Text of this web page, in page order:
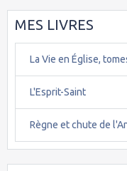
MES LIVRES
La Vie en Église,
L'Esprit-Saint
Règne et chute de